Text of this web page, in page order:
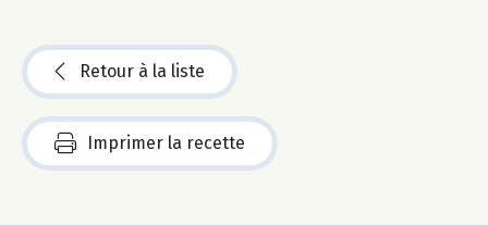
Retour à la liste
Imprimer la recette